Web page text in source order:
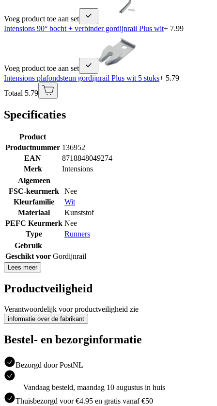
Voeg product toe aan set
Intensions 90° bocht + verbinder gordijnrail Plus wit+ 7.99
Voeg product toe aan set
Intensions plafondsteun gordijnrail Plus wit 5 stuks+ 5.79
Totaal 5.79
Specificaties
Product
Productnummer 136952
EAN
8718848049274
Merk
Intensions
Algemeen
FSC-keurmerk
Nee
Kleurfamilie
Wit
Materiaal
Kunststof
PEFC Keurmerk Nee
Type
Runners
Gebruik
Geschikt voor Gordijnrail
Lees meer
Productveiligheid
Verantwoordelijk voor productveiligheid zie
informatie over de fabrikant
Bestel- en bezorginformatie
Bezorgd door PostNL
Vandaag besteld, maandag 10 augustus in huis
Thuisbezorgd voor €4.95 en gratis vanaf €50